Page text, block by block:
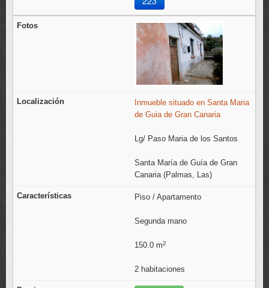
Inmueble situado en Santa Maria
de Guia de Gran Canaria
Lg/ Paso Maria de los Santos
Santa María de Guía de Gran
Canaria (Palmas, Las)
Piso / Apartamento
Segunda mano
150.0 m2
2 habitaciones